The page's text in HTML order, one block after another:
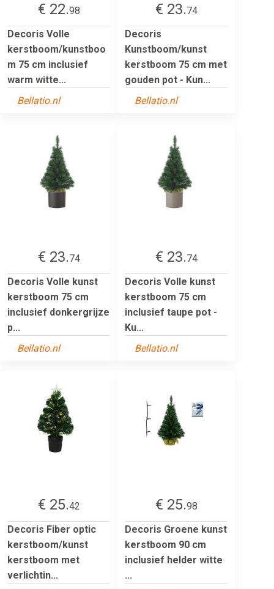
€ 22.98
Decoris Volle
kerstboom/kunstboo
m 75 cm inclusief
warm witte...
Bellatio.nl
€ 23.74
Decoris
Kunstboom/kunst
kerstboom 75 cm met
gouden pot - Kun...
Bellatio.nl
€ 23.74
Decoris Volle kunst
kerstboom 75 cm
inclusief donkergrijze
p...
Bellatio.nl
€ 23.74
Decoris Volle kunst
kerstboom 75 cm
inclusief taupe pot -
Ku...
Bellatio.nl
€ 25.42
Decoris Fiber optic
kerstboom/kunst
kerstboom met
verlichtin...
€ 25.98
Decoris Groene kunst
kerstboom 90 cm
inclusief helder witte
...